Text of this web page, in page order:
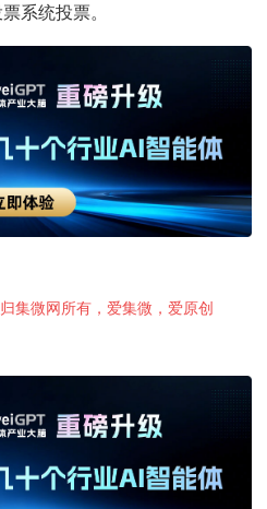
系统投票。
集微网所有，爱集微，爱原创